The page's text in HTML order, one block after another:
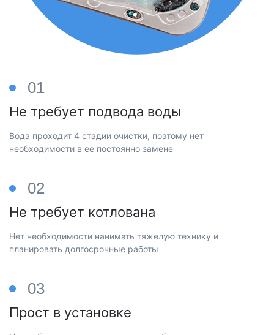
01
Не требует подвода воды
Вода проходит 4 стадии очистки, поэтому нет
необходимости в ее постоянно замене
02
Не требует котлована
Нет необходимости нанимать тяжелую технику и
планировать долгосрочные работы
03
Прост в установке